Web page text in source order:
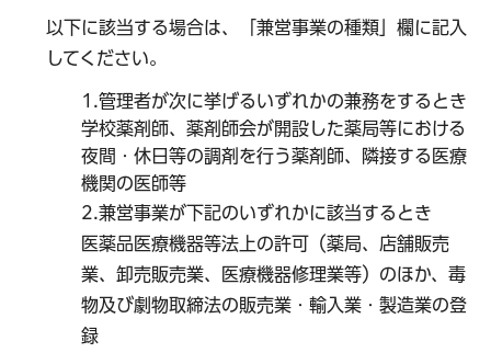
以下に該当する場合は、「兼営事業の種類」欄に記入
してください。
1.管理者が次に挙げるいずれかの兼務をするとき
学校薬剤師、薬剤師会が開設した薬局等における
夜間・休日等の調剤を行う薬剤師、隣接する医療
機関の医師等
2.兼営事業が下記のいずれかに該当するとき
医薬品医療機器等法上の許可（薬局、店舗販売
業、卸売販売業、医療機器修理業等）のほか、毒
物及び劇物取締法の販売業・輸入業・製造業の登
録